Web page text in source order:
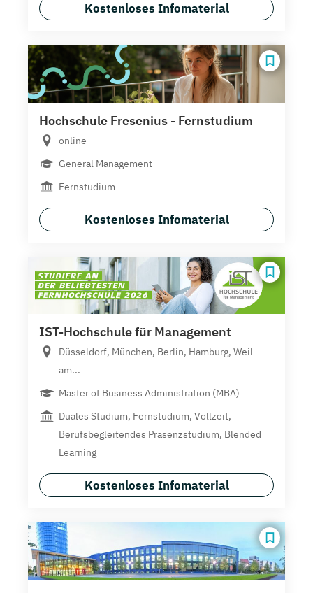
Kostenloses Infomaterial
Hochschule Fresenius - Fernstudium
online
General Management
Fernstudium
Kostenloses Infomaterial
IST-Hochschule für Management
Düsseldorf, München, Berlin, Hamburg, Weil
am...
Master of Business Administration (MBA)
Duales Studium, Fernstudium, Vollzeit,
Berufsbegleitendes Präsenzstudium, Blended
Learning
Kostenloses Infomaterial